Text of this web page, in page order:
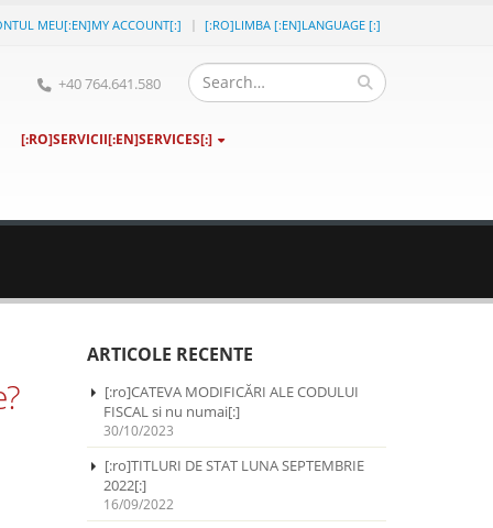
MEU[:EN]MY ACCOUNT[:] [:RO]LIMBA [:EN]LANGUAGE [:]
+40 764.641.580
[:RO]SERVICII[:EN]SERVICES[:]
ARTICOLE RECENTE
[:ro]CATEVA MODIFICĂRI ALE CODULUI
FISCAL si nu numai[:]
30/10/2023
[:ro]TITLURI DE STAT LUNA SEPTEMBRIE
2022[:]
16/09/2022